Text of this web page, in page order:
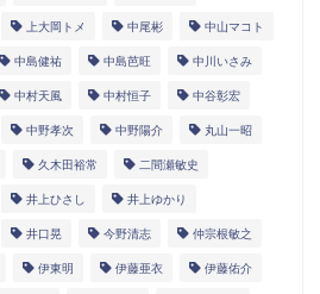
上大岡トメ 中尾彬 中山マコト
中島健祐 中島芭旺 中川いさみ
中村天風 中村恒子 中谷彰宏
中野孝次 中野陽介 丸山一昭
久木田裕常 二間瀬敏史
井上ひさし 井上ゆかり
井口晃 今野清志 仲宗根敏之
伊東明 伊藤亜衣 伊藤佑介